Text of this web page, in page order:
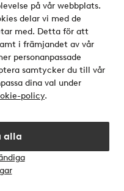
på vår webbplats.
delar vi med de
med. Detta för att
i främjandet av vår
personanpassade
samtycker du till vår
dina val under
policy.
alla
eller dela upp
betalalternativ?